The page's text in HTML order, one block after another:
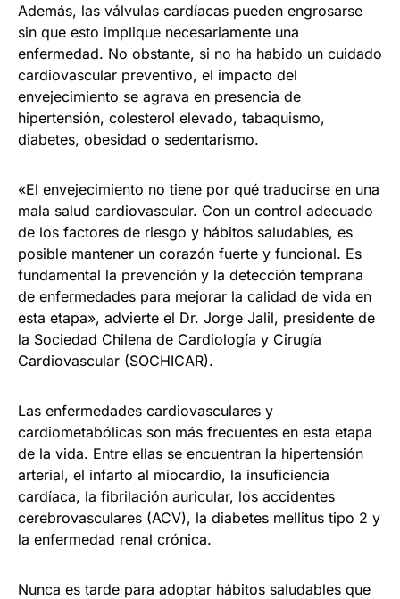
Además, las válvulas cardíacas pueden engrosarse
sin que esto implique necesariamente una
enfermedad. No obstante, si no ha habido un cuidado
cardiovascular preventivo, el impacto del
envejecimiento se agrava en presencia de
hipertensión, colesterol elevado, tabaquismo,
diabetes, obesidad o sedentarismo.
«El envejecimiento no tiene por qué traducirse en una
mala salud cardiovascular. Con un control adecuado
de los factores de riesgo y hábitos saludables, es
posible mantener un corazón fuerte y funcional. Es
fundamental la prevención y la detección temprana
de enfermedades para mejorar la calidad de vida en
esta etapa», advierte el Dr. Jorge Jalil, presidente de
la Sociedad Chilena de Cardiología y Cirugía
Cardiovascular (SOCHICAR).
Las enfermedades cardiovasculares y
cardiometabólicas son más frecuentes en esta etapa
de la vida. Entre ellas se encuentran la hipertensión
arterial, el infarto al miocardio, la insuficiencia
cardíaca, la fibrilación auricular, los accidentes
cerebrovasculares (ACV), la diabetes mellitus tipo 2 y
la enfermedad renal crónica.
Nunca es tarde para adoptar hábitos saludables que